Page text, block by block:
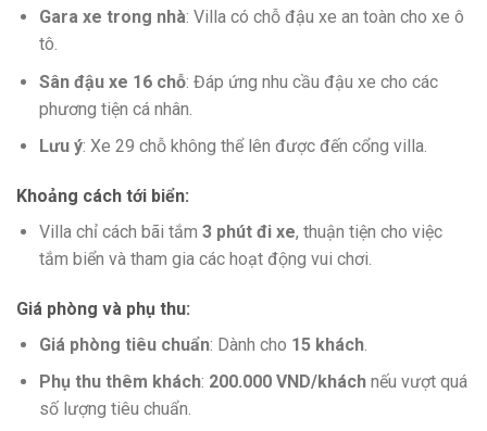
Gara xe trong nhà: Villa có chỗ đậu xe an toàn cho xe ô
tô.
Sân đậu xe 16 chỗ: Đáp ứng nhu cầu đậu xe cho các
phương tiện cá nhân.
Lưu ý: Xe 29 chỗ không thể lên được đến cổng villa.
Khoảng cách tới biển:
Villa chỉ cách bãi tắm 3 phút đi xe, thuận tiện cho việc
tắm biển và tham gia các hoạt động vui chơi.
Giá phòng và phụ thu:
Giá phòng tiêu chuẩn: Dành cho 15 khách.
Phụ thu thêm khách: 200.000 VND/kháchnếu vượt quá
số lượng tiêu chuẩn.